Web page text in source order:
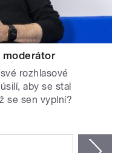
rozhlasové
aby se stal
se sen vyplní?